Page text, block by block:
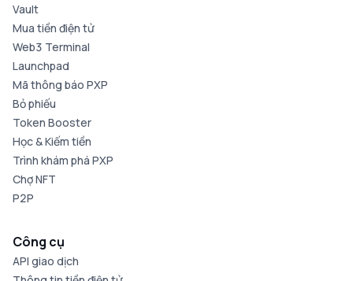
Vault
Mua tiền điện tử
Web3 Terminal
Launchpad
Mã thông báo PXP
Bỏ phiếu
Token Booster
Học & Kiếm tiền
Trình khám phá PXP
Chợ NFT
P2P
Công cụ
API giao dịch